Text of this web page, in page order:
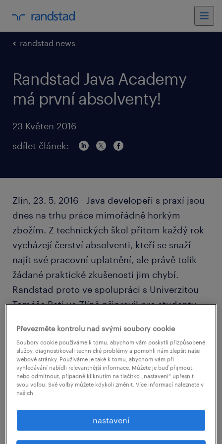
randstad news
Randstad Java Academy
má první absolventy!
23 Květen 2016
sdílet článek:
Zlín, 23. 5. 2016 - Java developeři s praxí jsou
dnes na trhu práce mimořádně horkým
zbožím. Z technických škol přitom každý rok
vycházejí čerství absolventi, kteří se snaží
najít své pracovní uplatnění, ale právě tolik
žádané praktické zkušenosti jim chybí.
Randstad proto ve spolupráci s Univerzitou
Tomáše Bati ve Zlíně připravil pro studenty
programovacího jazyka JAVA, Randstad Java
Academy, který právě úspěšně zakončili první
absolventi.
Kurz trénoval praktické
dovednosti a představil trendy
Převezměte kontrolu nad svými soubory cookie
Soubory cookie používáme k tomu, abychom vám poskytli přizpůsobené
služby, diagnostikovali technické problémy a pomohli nám zlepšit naše
webové stránky. Používáme je také k tomu, abychom vám při
vyhledávání nabídli relevantnější informace. Můžete je buď přijmout,
nebo odmítnout, případně kliknutím na tlačítko „nastavení“ upřesnit
svou volbu. Své volby můžete kdykoli změnit. Více informací naleznete v
našich
nastavení